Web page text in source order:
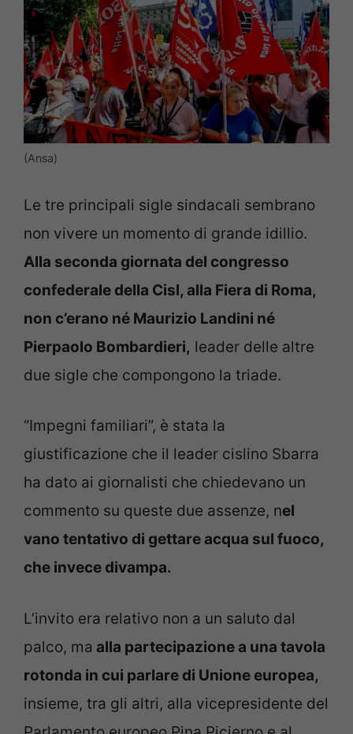
(Ansa)
Le tre principali sigle sindacali sembrano
non vivere un momento di grande idillio.
Alla seconda giornata del congresso
confederale della Cisl, alla Fiera di Roma,
non c’erano né Maurizio Landini né
Pierpaolo Bombardieri, leader delle altre
due sigle che compongono la triade.
“Impegni familiari”, è stata la
giustificazione che il leader cislino Sbarra
ha dato ai giornalisti che chiedevano un
commento su queste due assenze, nel
vano tentativo di gettare acqua sul fuoco,
che invece divampa.
L’invito era relativo non a un saluto dal
palco, ma alla partecipazione a una tavola
rotonda in cui parlare di Unione europea,
insieme, tra gli altri, alla vicepresidente del